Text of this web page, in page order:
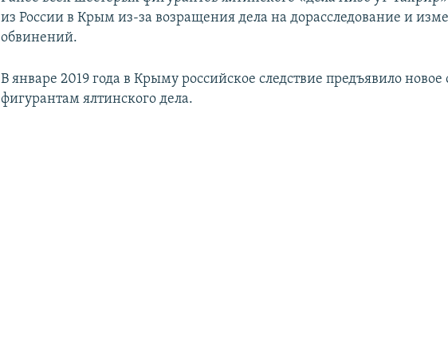
из России в Крым из-за возращения дела на дорасследование и
обвинений.
В январе 2019 года в Крыму российское следствие предъявило
фигурантам ялтинского дела.